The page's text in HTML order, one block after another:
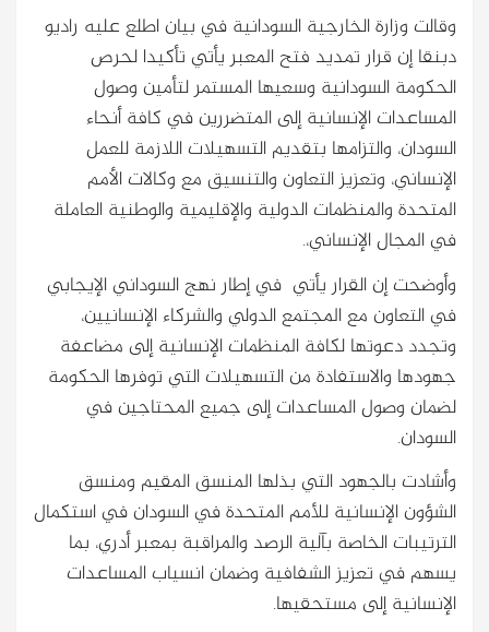
وقالت وزارة الخارجية السودانية في بيان اطلع عليه راديو
دبنقا إن قرار تمديد فتح المعبر يأتي تأكيدا لحرص
الحكومة السودانية وسعيها المستمر لتأمين وصول
المساعدات الإنسانية إلى المتضررين في كافة أنحاء
السودان، والتزامها بتقديم التسهيلات اللازمة للعمل
الإنساني، وتعزيز التعاون والتنسيق مع وكالات الأمم
المتحدة والمنظمات الدولية والإقليمية والوطنية العاملة
في المجال الإنساني،.
وأوضحت إن القرار يأتي في إطار نهج السوداني الإيجابي
في التعاون مع المجتمع الدولي والشركاء الإنسانيين،
وتجدد دعوتها لكافة المنظمات الإنسانية إلى مضاعفة
جهودها والاستفادة من التسهيلات التي توفرها الحكومة
لضمان وصول المساعدات إلى جميع المحتاجين في
السودان.
وأشادت بالجهود التي بذلها المنسق المقيم ومنسق
الشؤون الإنسانية للأمم المتحدة في السودان في استكمال
الترتيبات الخاصة بآلية الرصد والمراقبة بمعبر أدري، بما
يسهم في تعزيز الشفافية وضمان انسياب المساعدات
الإنسانية إلى مستحقيها.